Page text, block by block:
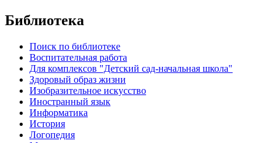
Библиотека
Поиск по библиотеке
Воспитательная работа
Для комплексов "Детский сад-начальная школа"
Здоровый образ жизни
Изобразительное искусство
Иностранный язык
Информатика
История
Логопедия